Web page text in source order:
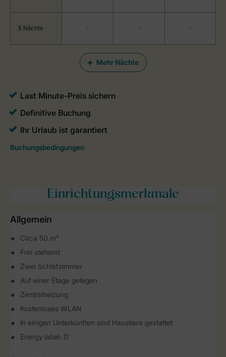
Mehr Nächte
5 Nächte - - -
Einrichtungsmerkmale
Allgemein
Circa 50 m²
Frei stehend
Zwei Schlafzimmer
Auf einer Etage gelegen
Zentralheizung
Kostenloses WLAN
In einigen Unterkünften sind Haustiere gestattet
Energy label: D